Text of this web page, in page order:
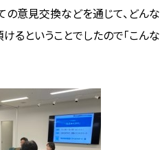
の意見交換などを通じて、どん
ということでしたので「こん